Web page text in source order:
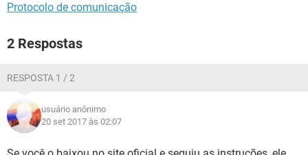
Protocolo de comunicação
2 Respostas
RESPOSTA 1 / 2
usuário anônimo
20 set 2017 às 02:07